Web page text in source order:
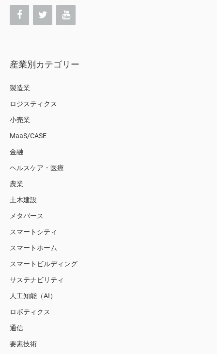
産業別カテゴリー
製造業
ロジスティクス
小売業
MaaS/CASE
金融
ヘルスケア・医療
農業
土木建設
メタバース
スマートシティ
スマートホーム
スマートビルディング
サステナビリティ
人工知能（AI）
ロボティクス
通信
要素技術